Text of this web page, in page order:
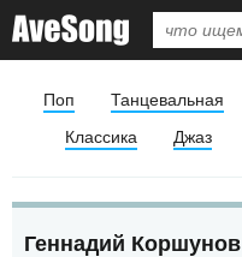
Поп Танцевальная
Классика
Джаз
Геннадий Коршунов